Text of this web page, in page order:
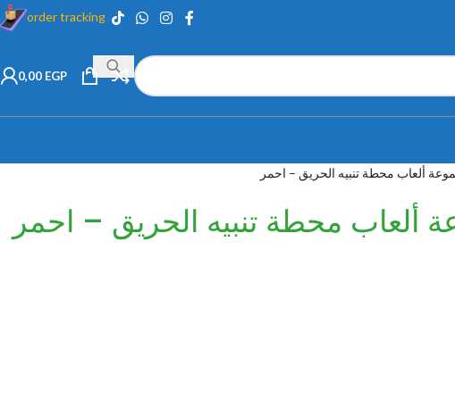
order tracking
0,00 EGP
ألعاب محطة تنبيه الحريق – احمر
ألعاب محطة تنبيه الحريق – احمر